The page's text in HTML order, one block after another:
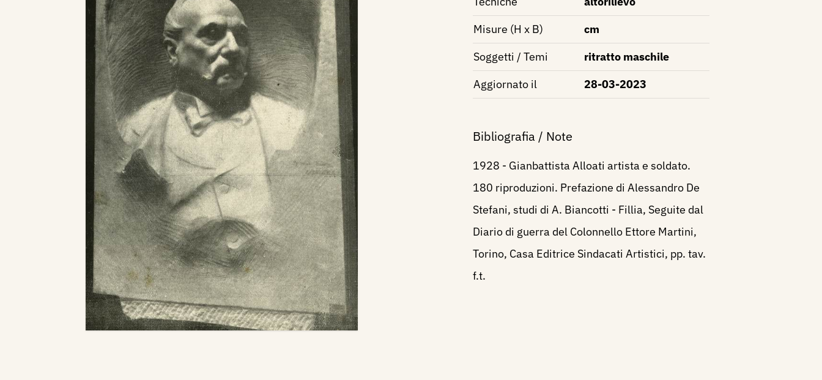
Misure (H x B)
cm
Soggetti / Temi
ritratto maschile
Aggiornato il
28-03-2023
Bibliografia / Note
1928 - Gianbattista Alloati artista e soldato.
180 riproduzioni. Prefazione di Alessandro De
Stefani, studi di A. Biancotti - Fillia, Seguite dal
Diario di guerra del Colonnello Ettore Martini,
Torino, Casa Editrice Sindacati Artistici, pp. tav.
f.t.